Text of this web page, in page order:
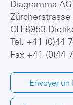
Diagramma AG
Zürcherstrasse
CH-8953
Tel. +41 (0)44
Fax +41 (0)44
Envoyer un